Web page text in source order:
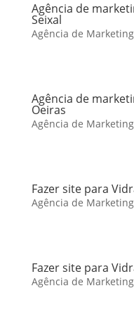
Agência de
Seixal
Agência de
Agência de
Oeiras
Agência de
Fazer site para
Agência de
Fazer site para
Agência de